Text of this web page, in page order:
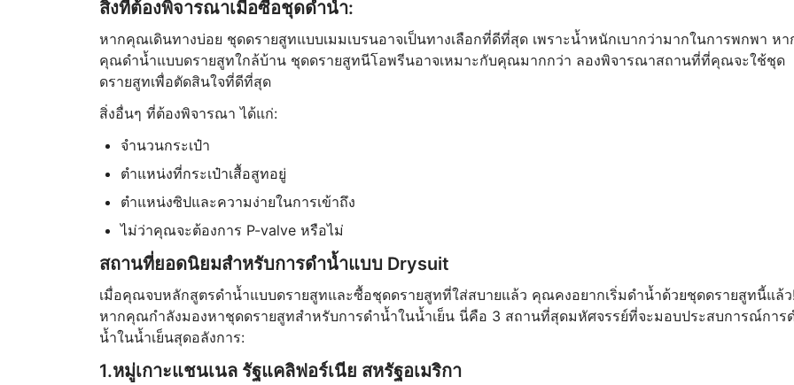
สิ่งที่ต้องพิจารณาเมื่อซื้อชุดดำน้ำ:
หากคุณเดินทางบ่อย ชุดดรายสูทแบบเมมเบรนอาจเป็นทางเลือกที่ดีที่สุด เพราะน้ำหนักเบากว่ามากในการพกพา หา
คุณดำน้ำแบบดรายสูทใกล้บ้าน ชุดดรายสูทนีโอพรีนอาจเหมาะกับคุณมากกว่า ลองพิจารณาสถานที่ที่คุณจะใช้ชุด
ดรายสูทเพื่อตัดสินใจที่ดีที่สุด
สิ่งอื่นๆ ที่ต้องพิจารณา ได้แก่:
จำนวนกระเป๋า
ตำแหน่งที่กระเป๋าเสื้อสูทอยู่
ตำแหน่งซิปและความง่ายในการเข้าถึง
ไม่ว่าคุณจะต้องการ P-valve หรือไม่
สถานที่ยอดนิยมสำหรับการดำน้ำแบบ Drysuit
เมื่อคุณจบหลักสูตรดำน้ำแบบดรายสูทและซื้อชุดดรายสูทที่ใส่สบายแล้ว คุณคงอยากเริ่มดำน้ำด้วยชุดดรายสูทนี้แล้ว!
หากคุณกำลังมองหาชุดดรายสูทสำหรับการดำน้ำในน้ำเย็น นี่คือ 3 สถานที่สุดมหัศจรรย์ที่จะมอบประสบการณ์การ
น้ำในน้ำเย็นสุดอลังการ:
1.หมู่เกาะแชนเนล รัฐแคลิฟอร์เนีย สหรัฐอเมริกา